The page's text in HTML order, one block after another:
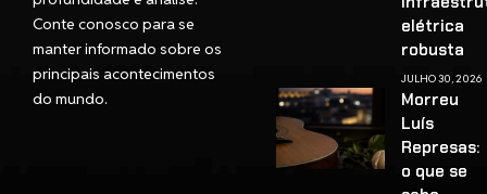
Conte conosco para se
manter informado sobre os
principais acontecimentos
do mundo.
elétrica
robusta
JULHO 30, 2026
Morreu
Luís
Represas:
o que se